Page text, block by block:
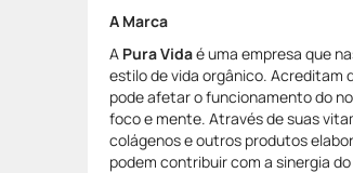
A Marca
A Pura Vidaé uma empresa que
estilo de vida orgânico. Acreditam
pode afetar o funcionamento do
foco e mente. Através de suas
colágenos e outros produtos
podem contribuir com a sinergia